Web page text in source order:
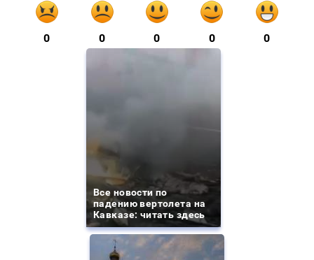
0 0 0 0 0
Все новости по
падению вертолета на
Кавказе: читать здесь